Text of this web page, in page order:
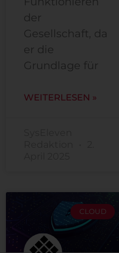
der
Gesellschaft, da
er die
Grundlage für
WEITERLESEN »
CLOUD